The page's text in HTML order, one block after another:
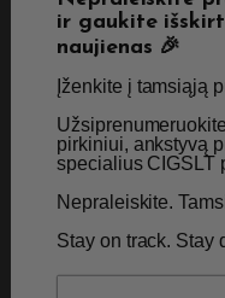
Straipsniai
SKIRTA TIK
ir gaukite
naujienas 🎉
Įženkite į tamsiąją
pirkiniui, ankstyvą
specialius CIGSLT
Nepraleiskite.
Stay on track. Stay